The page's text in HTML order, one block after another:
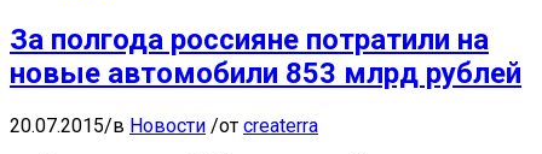
За полгода россияне потратили на
новые автомобили 853 млрд рублей
20.07.2015/в Новости /от createrra